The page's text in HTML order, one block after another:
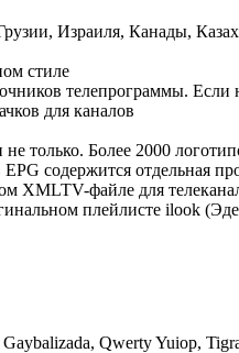
Израиля, Канады,
стиле
телепрограммы.
для каналов
только. Более 2000
содержится отдельная
XMLTV-файле для
плейлисте ilook
Qwerty Yuiop,